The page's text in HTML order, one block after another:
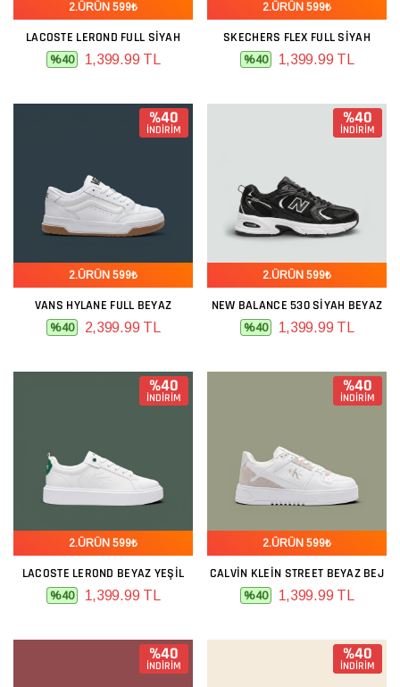
2.ÜRÜN 599₺
LACOSTE LEROND FULL SIYAH
%40 1,399.99 TL
2.ÜRÜN 599₺
SKECHERS FLEX FULL SIYAH
%40 1,399.99 TL
%40
İNDİRİM
2.ÜRÜN 599₺
VANS HYLANE FULL BEYAZ
%40 2,399.99 TL
%40
İNDİRİM
2.ÜRÜN 599₺
NEW BALANCE 530 SIYAH BEYAZ
%40 1,399.99 TL
%40
İNDİRİM
2.ÜRÜN 599₺
LACOSTE LEROND BEYAZ YEŞIL
%40 1,399.99 TL
%40
İNDİRİM
2.ÜRÜN 599₺
CALVIN KLEIN STREET BEYAZ BEJ
%40 1,399.99 TL
%40
İNDİRİM
%40
İNDİRİM